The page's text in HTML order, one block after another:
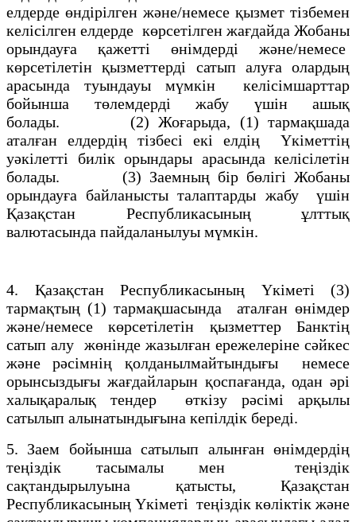
елдерде өндiрілген және/немесе қызмет тiзбемен
келiсілген елдерде көрсетiлген жағдайда Жобаны
орындауға қажеттi өнiмдердi және/немесе
көрсетiлетiн қызметтердi сатып алуға олардың
арасында туындауы мүмкiн келiсiмшарттар
бойынша төлемдердi жабу үшiн ашық
болады. (2) Жоғарыда, (1) тармақшада
аталған елдердiң тiзбесi екi елдiң Үкiметтiң
уәкiлетті билiк орындары арасында келiсілетiн
болады. (3) Заемның бiр бөлiгi Жобаны
орындауға байланысты талаптарды жабу үшiн
Қазақстан Республикасының ұлттық
валютасында пайдаланылуы мүмкін.
4. Қазақстан Республикасының Үкiметi (3)
тармақтың (1) тармақшасында аталған өнiмдер
және/немесе көрсетiлетiн қызметтер Банктiң
сатып алу жөнiнде жазылған ережелерiне сәйкес
және рәсiмнiң қолданылмайтындығы немесе
орынсыздығы жағдайларын қоспағанда, одан әрi
халықаралық тендер өткiзу рәсiмi арқылы
сатылып алынатындығына кепiлдiк бередi.
5. Заем бойынша сатылып алынған өнiмдердiң
теңiздiк тасымалы мен теңiздiк
сақтандырылуына қатысты, Қазақстан
Республикасының Үкiметi теңiздiк көлiктiк және